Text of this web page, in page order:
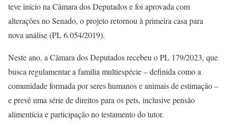
teve início na Câmara dos Deputados e foi aprovada com
alterações no Senado, o projeto retornou à primeira casa para
nova análise (PL 6.054/2019).
Neste ano, a Câmara dos Deputados recebeu o PL 179/2023, que
busca regulamentar a família multiespécie – definida como a
comunidade formada por seres humanos e animais de estimação –
e prevê uma série de direitos para os pets, inclusive pensão
alimentícia e participação no testamento do tutor.